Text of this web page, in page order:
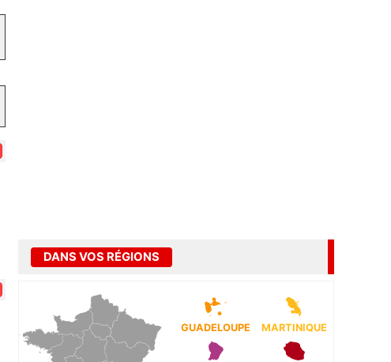
DANS VOS RÉGIONS
GUADELOUPE MARTINIQUE